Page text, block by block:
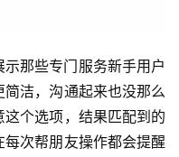
那些专门服务新手用户
洁，沟通起来也没那么
个选项，结果匹配到的
次帮朋友操作都会提醒